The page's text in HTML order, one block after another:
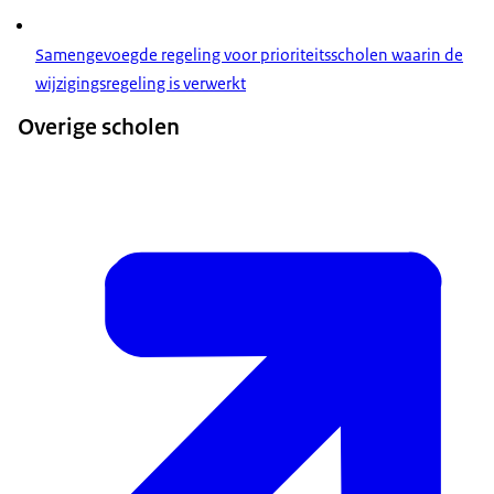
Samengevoegde regeling voor prioriteitsscholen waarin de
wijzigingsregeling is verwerkt
Overige scholen